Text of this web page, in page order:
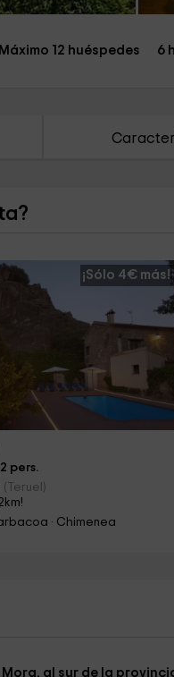
Máximo 12 huéspedes 6
¡Sólo 4€ más!
pers.
· Chimenea
, al sur de la